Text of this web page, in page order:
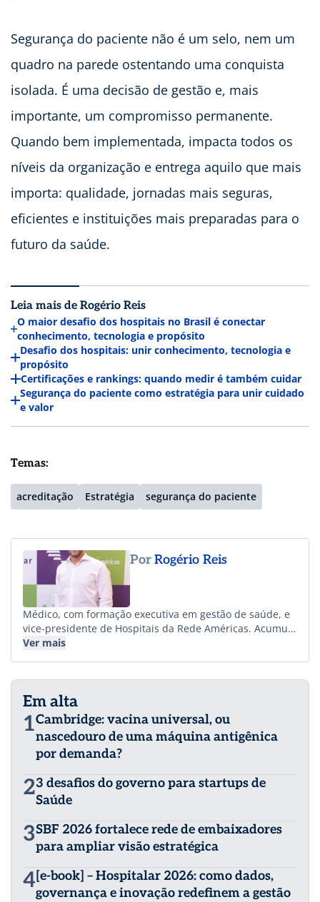
Segurança do paciente não é um selo, nem um
quadro na parede ostentando uma conquista
isolada. É uma decisão de gestão e, mais
importante, um compromisso permanente.
Quando bem implementada, impacta todos os
níveis da organização e entrega aquilo que mais
importa: qualidade, jornadas mais seguras,
eficientes e instituições mais preparadas para o
futuro da saúde.
Leia mais de Rogério Reis
O maior desafio dos hospitais no Brasil é conectar
conhecimento, tecnologia e propósito
Desafio dos hospitais: unir conhecimento, tecnologia e
propósito
Certificações e rankings: quando medir é também cuidar
Segurança do paciente como estratégia para unir cuidado
e valor
Temas:
acreditação Estratégia segurança do paciente
PorRogério Reis
Médico, com formação executiva em gestão de saúde, e
vice-presidente de Hospitais da Rede Américas. Acumula
mais de 20 anos de experiência no setor, com passagem
gestão comercial, relacionamento com fontes pagadoras
e desenvolvimento de redes próprias.
Ver mais
Em alta
1Cambridge: vacina universal, ou
nascedouro de uma máquina antigênica
por demanda?
23 desafios do governo para startups de
Saúde
3SBF 2026 fortalece rede de embaixadores
para ampliar visão estratégica
4[e-book] – Hospitalar 2026: como dados,
governança e inovação redefinem a gestão